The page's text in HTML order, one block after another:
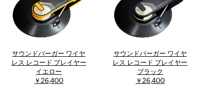
サウンドバーガー ワイヤ
レス レコード プレイヤー
イエロー
￥26,400
サウンドバーガー ワイヤ
レス レコード プレイヤー
ブラック
￥26,400